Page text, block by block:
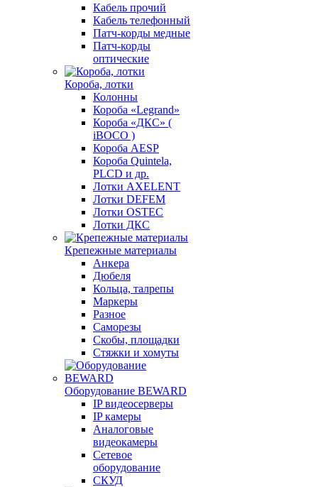
Кабель прочий
Кабель телефонный
Патч-корды медные
Патч-корды
оптические
Короба, лотки
Колонны
Короба «Legrand»
Короба «ДКС» (
iBOCO )
Короба AESP
Короба Quintela,
PLCD и др.
Лотки AXELENT
Лотки DEFEM
Лотки OSTEC
Лотки ДКС
Крепежные материалы
Анкера
Дюбеля
Кольца, талрепы
Маркеры
Разное
Саморезы
Скобы, площадки
Стяжки и хомуты
Оборудование BEWARD
IP видеосерверы
IP камеры
Аналоговые
видеокамеры
Сетевое
оборудование
СКУД